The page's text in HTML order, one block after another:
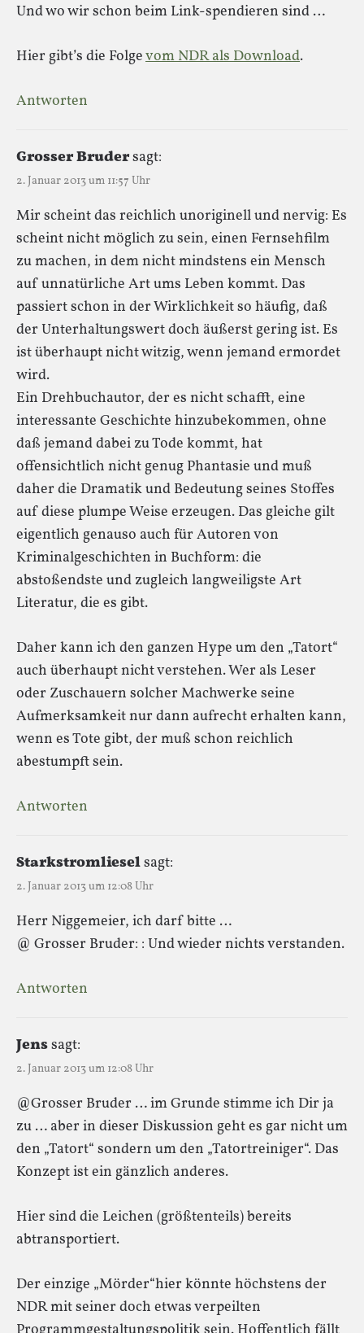
Und wo wir schon beim Link-spendieren sind …
Hier gibt’s die Folgevom NDR als Download.
Antworten
Grosser Brudersagt:
2. Januar 2013 um 11:57 Uhr
Mir scheint das reichlich unoriginell und nervig: Es
scheint nicht möglich zu sein, einen Fernsehfilm
zu machen, in dem nicht mindstens ein Mensch
auf unnatürliche Art ums Leben kommt. Das
passiert schon in der Wirklichkeit so häufig, daß
der Unterhaltungswert doch äußerst gering ist. Es
ist überhaupt nicht witzig, wenn jemand ermordet
wird.
Ein Drehbuchautor, der es nicht schafft, eine
interessante Geschichte hinzubekommen, ohne
daß jemand dabei zu Tode kommt, hat
offensichtlich nicht genug Phantasie und muß
daher die Dramatik und Bedeutung seines Stoffes
auf diese plumpe Weise erzeugen. Das gleiche gilt
eigentlich genauso auch für Autoren von
Kriminalgeschichten in Buchform: die
abstoßendste und zugleich langweiligste Art
Literatur, die es gibt.
Daher kann ich den ganzen Hype um den „Tatort“
auch überhaupt nicht verstehen. Wer als Leser
oder Zuschauern solcher Machwerke seine
Aufmerksamkeit nur dann aufrecht erhalten kann,
wenn es Tote gibt, der muß schon reichlich
abestumpft sein.
Antworten
Starkstromlieselsagt:
2. Januar 2013 um 12:08 Uhr
Herr Niggemeier, ich darf bitte …
@ Grosser Bruder: : Und wieder nichts verstanden.
Antworten
Jenssagt:
2. Januar 2013 um 12:08 Uhr
@Grosser Bruder … im Grunde stimme ich Dir ja
zu … aber in dieser Diskussion geht es gar nicht um
den „Tatort“ sondern um den „Tatortreiniger“. Das
Konzept ist ein gänzlich anderes.
Hier sind die Leichen (größtenteils) bereits
abtransportiert.
Der einzige „Mörder“hier könnte höchstens der
NDR mit seiner doch etwas verpeilten